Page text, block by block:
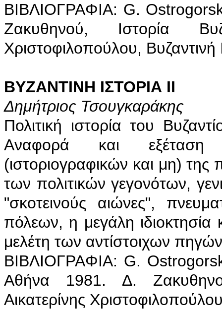
BIBΛIOΓPAΦIA: G.
Ζακυθηνού, Ιστορία
Χριστοφιλοπούλου, Βυζαντινή
ΒΥΖΑΝΤΙΝΗ ΙΣΤΟΡΙΑ ΙΙ
Δημήτριος Τσουγκαράκης
Πολιτική ιστορία του
Aναφορά και εξέταση
(ιστοριογραφικών και μη) της
των πολιτικών γεγονότων,
"σκοτεινούς αιώνες",
πόλεων, η μεγάλη
μελέτη των αντίστοιχων
BIBΛIOΓPAΦIA: G.
Αθήνα 1981. Δ.
Αικατερίνης